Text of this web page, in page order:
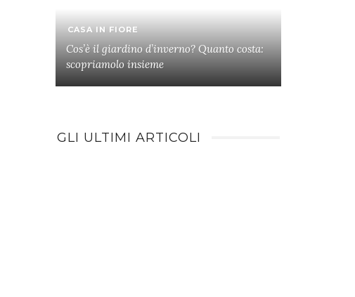
CASA IN FIORE
Cos’è il giardino d’inverno? Quanto costa:
scopriamolo insieme
GLI ULTIMI ARTICOLI